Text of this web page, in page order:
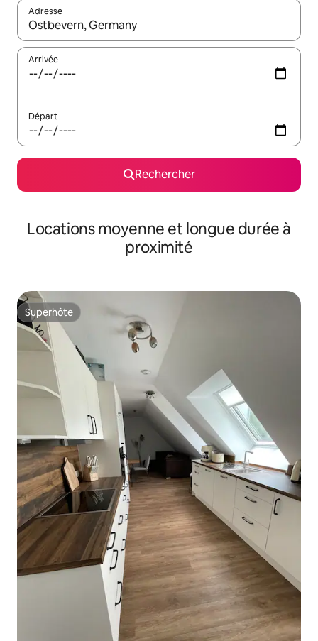
Adresse
Lorsque les résultats s'affichent, utilisez les flèches vers le
Arrivée
Départ
Rechercher
Locations moyenne et longue durée à
proximité
Superhôte
Superhôte